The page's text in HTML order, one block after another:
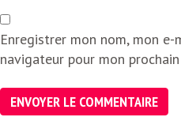
Enregistrer mon nom, mon
navigateur pour mon